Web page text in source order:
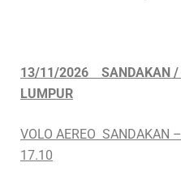
13/11/2026 SANDAKAN /
LUMPUR
VOLO AEREO SANDAKAN
17.10